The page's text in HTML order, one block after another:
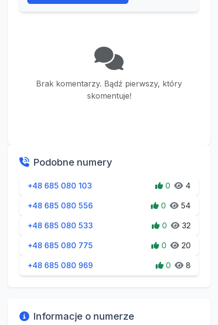
Brak komentarzy. Bądź pierwszy, który
skomentuje!
Podobne numery
+48 685 080 103 0 4
+48 685 080 556 0 54
+48 685 080 533 0 32
+48 685 080 775 0 20
+48 685 080 969 0 8
Informacje o numerze